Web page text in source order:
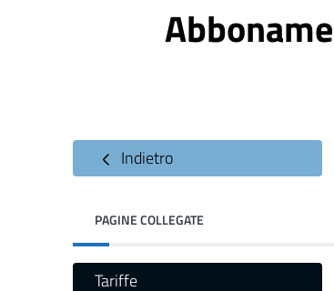
Indietro
PAGINE COLLEGATE
Tariffe